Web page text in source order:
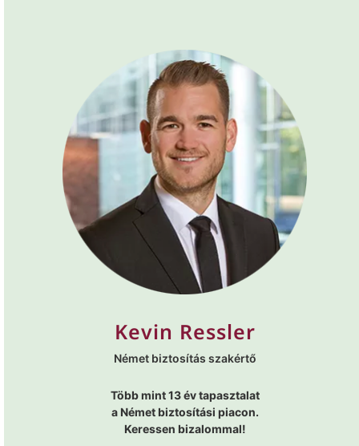
Kevin Ressler
Német biztosítás szakértő
Több mint 13 év tapasztalat
a Német biztosítási piacon.
Keressen bizalommal!